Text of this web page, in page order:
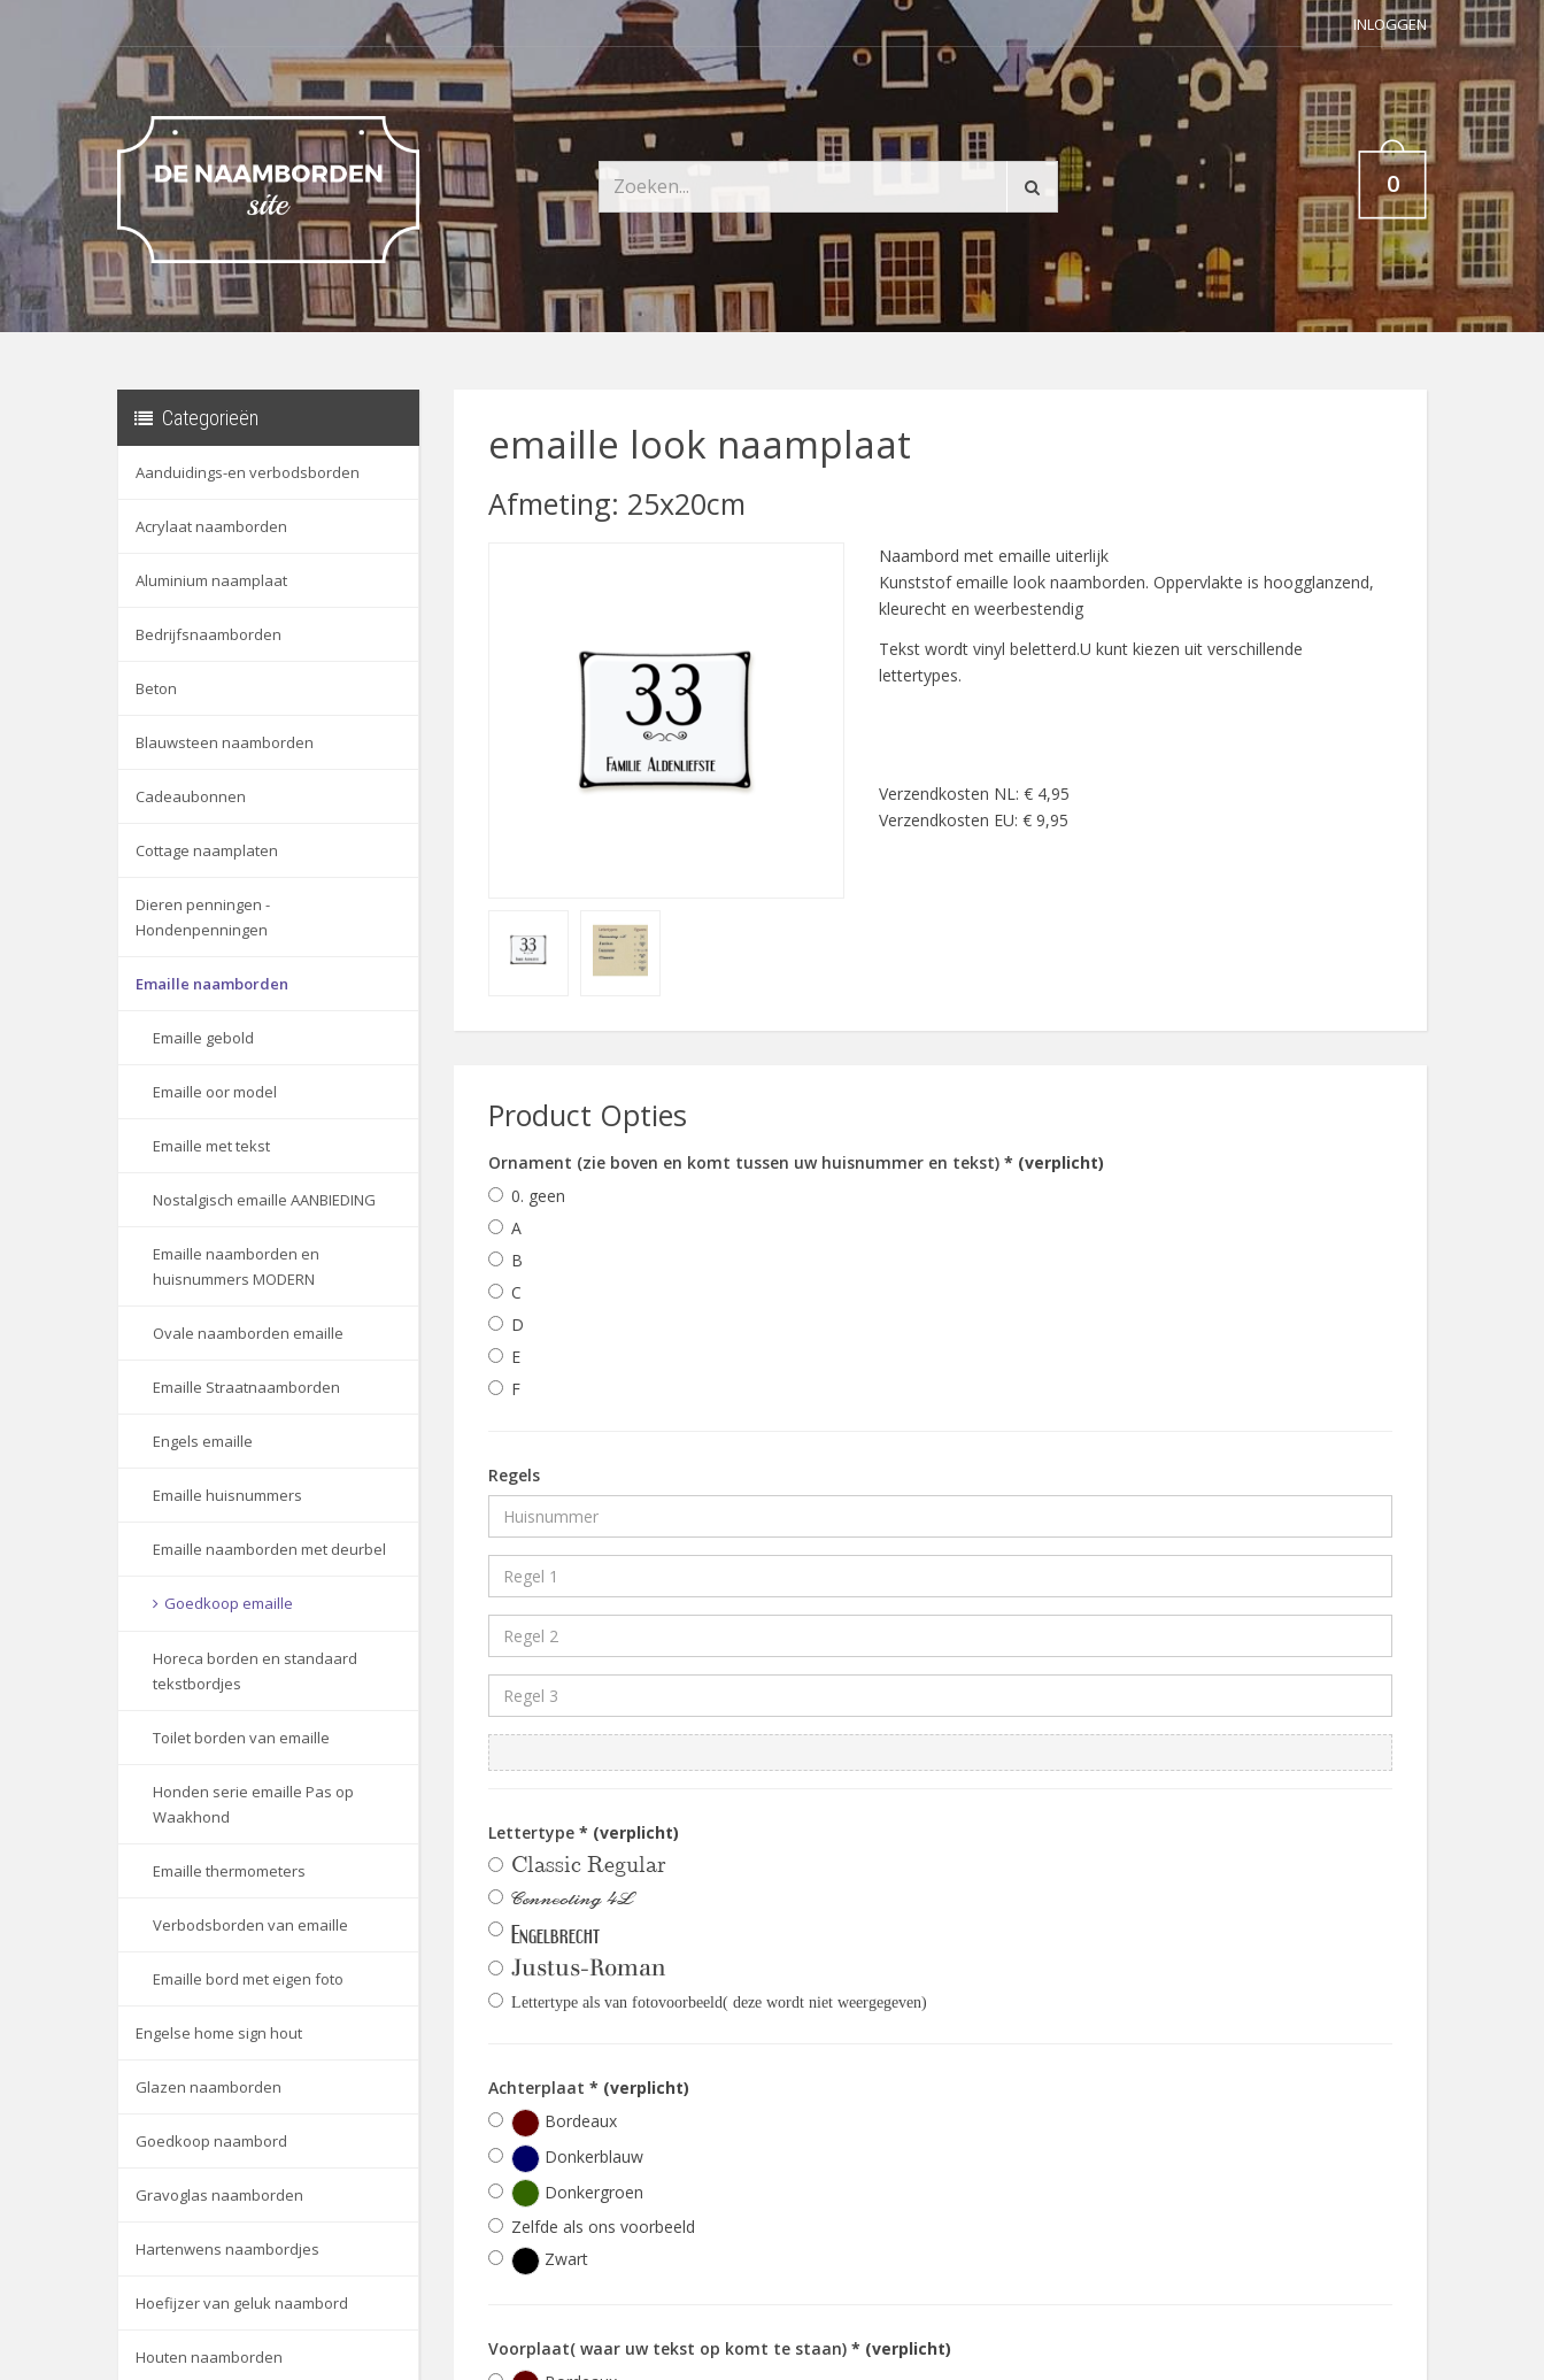
INLOGGEN
0
Categorieën
Aanduidings-en verbodsborden
Acrylaat naamborden
Aluminium naamplaat
Bedrijfsnaamborden
Beton
Blauwsteen naamborden
Cadeaubonnen
Cottage naamplaten
Dieren penningen -
Hondenpenningen
Emaille naamborden
Emaille gebold
Emaille oor model
Emaille met tekst
Nostalgisch emaille AANBIEDING
Emaille naamborden en
huisnummers MODERN
Ovale naamborden emaille
Emaille Straatnaamborden
Engels emaille
Emaille huisnummers
Emaille naamborden met deurbel
Goedkoop emaille
Horeca borden en standaard
tekstbordjes
Toilet borden van emaille
Honden serie emaille Pas op
Waakhond
Emaille thermometers
Verbodsborden van emaille
Emaille bord met eigen foto
Engelse home sign hout
Glazen naamborden
Goedkoop naambord
Gravoglas naamborden
Hartenwens naambordjes
Hoefijzer van geluk naambord
Houten naamborden
emaille look naamplaat
Afmeting: 25x20cm
Naambord met emaille uiterlijk
Kunststof emaille look naamborden. Oppervlakte is hoogglanzend,
kleurecht en weerbestendig
Tekst wordt vinyl beletterd.U kunt kiezen uit verschillende
lettertypes.
Verzendkosten NL: € 4,95
Verzendkosten EU: € 9,95
Product Opties
Ornament (zie boven en komt tussen uw huisnummer en tekst) * (verplicht)
0. geen
A
B
C
D
E
F
Regels
Lettertype * (verplicht)
Classic Regular
Connecting 4L
Engelbrecht
Justus-Roman
Lettertype als van fotovoorbeeld( deze wordt niet weergegeven)
Achterplaat * (verplicht)
Bordeaux
Donkerblauw
Donkergroen
Zelfde als ons voorbeeld
Zwart
Voorplaat( waar uw tekst op komt te staan) * (verplicht)